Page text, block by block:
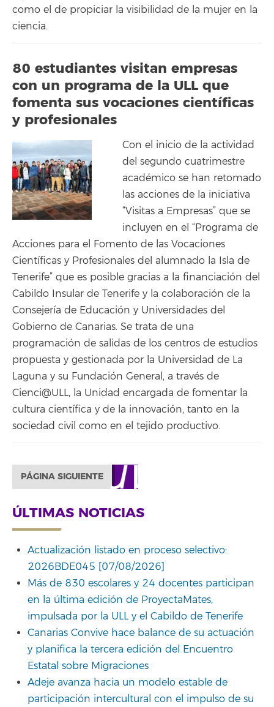
como el de propiciar la visibilidad de la mujer en la
ciencia.
80 estudiantes visitan empresas
con un programa de la ULL que
fomenta sus vocaciones científicas
y profesionales
Con el inicio de la actividad
del segundo cuatrimestre
académico se han retomado
las acciones de la iniciativa
“Visitas a Empresas” que se
incluyen en el “Programa de
Acciones para el Fomento de las Vocaciones
Científicas y Profesionales del alumnado la Isla de
Tenerife” que es posible gracias a la financiación del
Cabildo Insular de Tenerife y la colaboración de la
Consejería de Educación y Universidades del
Gobierno de Canarias. Se trata de una
programación de salidas de los centros de estudios
propuesta y gestionada por la Universidad de La
Laguna y su Fundación General, a través de
Cienci@ULL, la Unidad encargada de fomentar la
cultura científica y de la innovación, tanto en la
sociedad civil como en el tejido productivo.
PÁGINA SIGUIENTE
ÚLTIMAS NOTICIAS
Actualización listado en proceso selectivo:
2026BDE045 [07/08/2026]
Más de 830 escolares y 24 docentes participan
en la última edición de ProyectaMates,
impulsada por la ULL y el Cabildo de Tenerife
Canarias Convive hace balance de su actuación
y planifica la tercera edición del Encuentro
Estatal sobre Migraciones
Adeje avanza hacia un modelo estable de
participación intercultural con el impulso de su